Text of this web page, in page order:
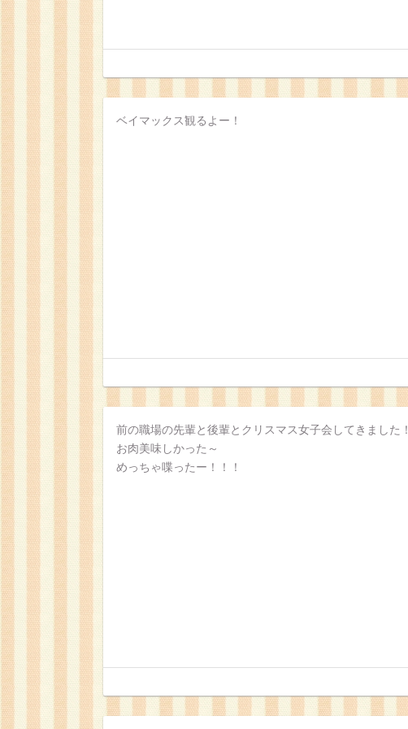
ベイマックス観るよー！
前の職場の先輩と後輩とクリスマス女子会してきました！
お肉美味しかった～
めっちゃ喋ったー！！！